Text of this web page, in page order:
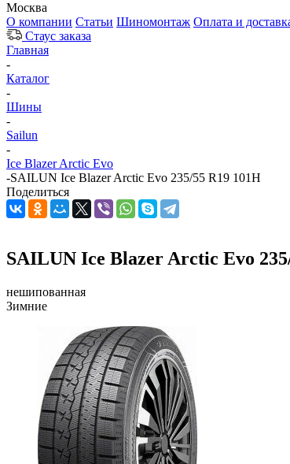
Москва
О компании Статьи Шиномонтаж Оплата и
Стаус заказа
Главная
-
Каталог
-
Шины
-
Sailun
-
Ice Blazer Arctic Evo
-SAILUN Ice Blazer Arctic Evo 235/55 R19 101H
Поделиться
SAILUN Ice Blazer Arctic Evo
нешипованная
Зимние